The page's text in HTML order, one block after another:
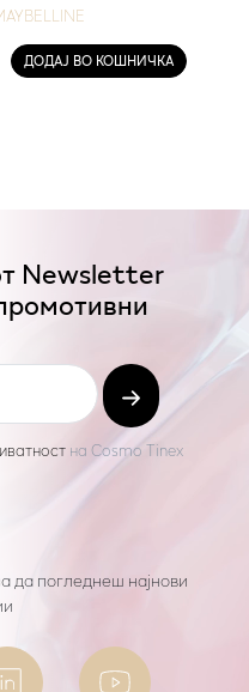
ДОДАЈ ВО КОШНИЧКА
Newsletter
на Cosmo Tinex
да погледнеш најнови